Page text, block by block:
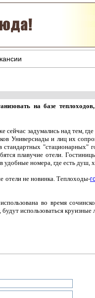
на базе
сейчас задумались над тем,
Универсиады и лиц их
"стационарных"
плавучие отели.
номера, где есть душ,
отели не новинка. Теплоходы-
во время
использоваться круизные